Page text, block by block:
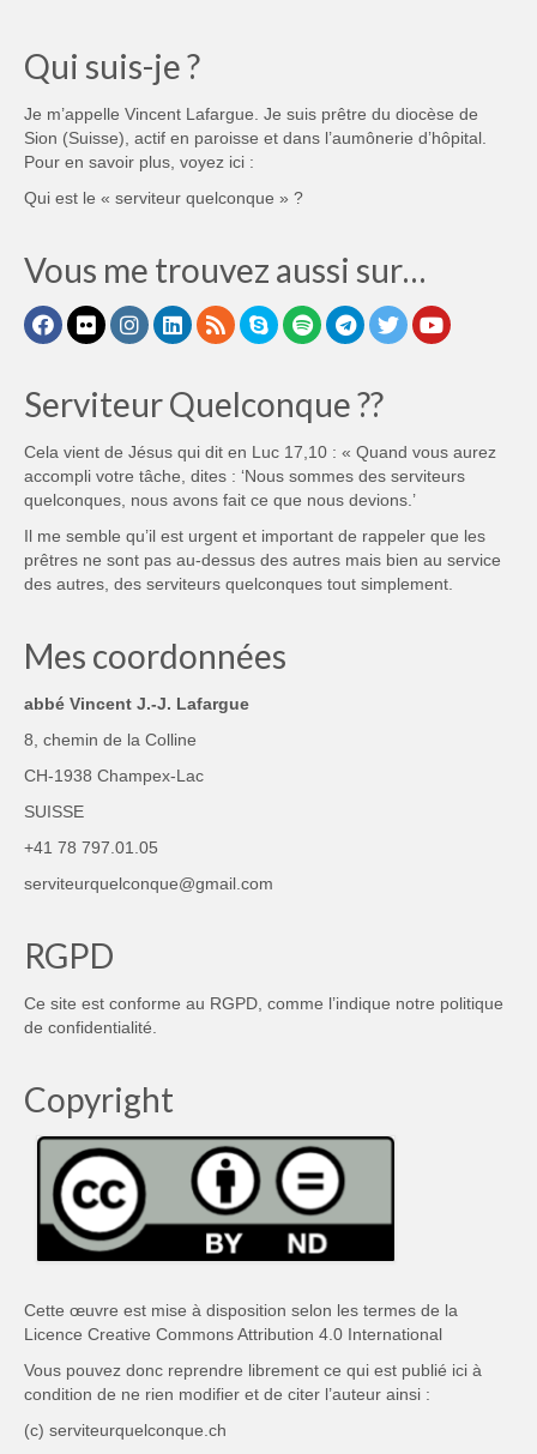
Qui suis-je ?
Je m’appelle Vincent Lafargue. Je suis prêtre du diocèse de
Sion (Suisse), actif en paroisse et dans l’aumônerie d’hôpital.
Pour en savoir plus, voyez ici :
Qui est le « serviteur quelconque » ?
Vous me trouvez aussi sur…
Serviteur Quelconque ??
Cela vient de Jésus qui dit en Luc 17,10 : « Quand vous aurez
accompli votre tâche, dites : ‘Nous sommes des serviteurs
quelconques, nous avons fait ce que nous devions.’
Il me semble qu’il est urgent et important de rappeler que les
prêtres ne sont pas au-dessus des autres mais bien au service
des autres, des serviteurs quelconques tout simplement.
Mes coordonnées
abbé Vincent J.-J. Lafargue
8, chemin de la Colline
CH-1938 Champex-Lac
SUISSE
+41 78 797.01.05
serviteurquelconque@gmail.com
RGPD
Ce site est conforme au RGPD, comme l’indique notre politique
de confidentialité
Copyright
Cette œuvre est mise à disposition selon les termes de la
Licence Creative Commons Attribution 4.0 International
Vous pouvez donc reprendre librement ce qui est publié ici à
condition de ne rien modifier et de citer l’auteur ainsi :
(c) serviteurquelconque.ch